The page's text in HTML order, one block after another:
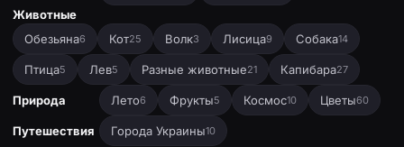
Животные
Обезьяна6 Кот25 Волк3 Лисица9 Собака14
Птица5 Лев5 Разные животные21 Капибара27
Природа Лето6 Фрукты5 Космос10 Цветы60
Путешествия Города Украины10